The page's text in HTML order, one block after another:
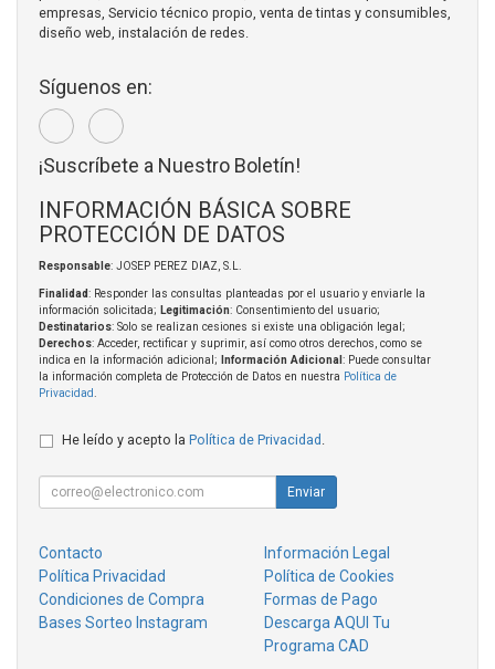
empresas, Servicio técnico propio, venta de tintas y consumibles,
diseño web, instalación de redes.
Síguenos en:
¡Suscríbete a Nuestro Boletín!
INFORMACIÓN BÁSICA SOBRE
PROTECCIÓN DE DATOS
Responsable: JOSEP PEREZ DIAZ, S.L.
Finalidad: Responder las consultas planteadas por el usuario y enviarle la
información solicitada; Legitimación: Consentimiento del usuario;
Destinatarios: Solo se realizan cesiones si existe una obligación legal;
Derechos: Acceder, rectificar y suprimir, así como otros derechos, como se
indica en la información adicional;
Información Adicional : Puede consultar
la información completa de Protección de Datos en nuestra Política de
Privacidad
He leído y acepto la Política de Privacidad
Enviar
Contacto
Información Legal
Política Privacidad
Política de Cookies
Condiciones de Compra
Formas de Pago
Bases Sorteo Instagram
Descarga AQUI Tu
Programa CAD